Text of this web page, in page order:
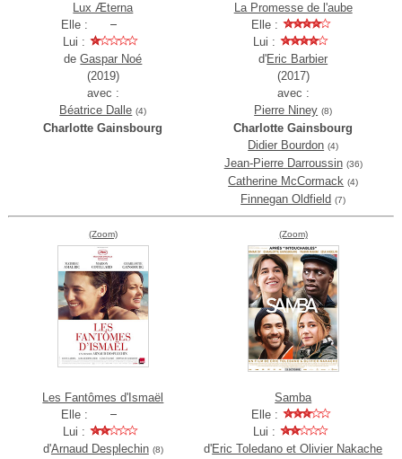
Lux Æterna
Elle :
Lui :
deGaspar Noé
(2019)
avec :
Béatrice Dalle (4)
Charlotte Gainsbourg
La Promesse de l'aube
Elle :
Lui :
d'Eric Barbier
(2017)
avec :
Pierre Niney (8)
Charlotte Gainsbourg
Didier Bourdon (4)
Jean-Pierre Darroussin (36)
Catherine McCormack (4)
Finnegan Oldfield (7)
(Zoom)
Les Fantômes d'Ismaël
Elle :
Lui :
d'Arnaud Desplechin (8)
(Zoom)
Samba
Elle :
Lui :
d'Eric Toledano et Olivier Nakache